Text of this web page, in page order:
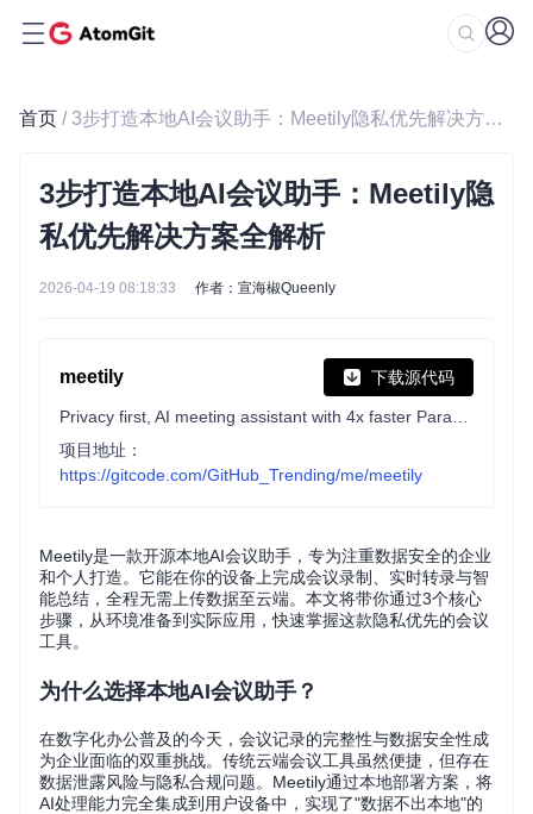
首页 / 3步打造本地AI会议助手：Meetily隐私优先解决方案全解析
3步打造本地AI会议助手：Meetily隐
私优先解决方案全解析
2026-04-19 08:18:33 作者：宣海椒Queenly
meetily 下载源代码
项目地址：
https://gitcode.com/GitHub_Trending/me/meetily
Meetily是一款开源本地AI会议助手，专为注重数据安全的企业
和个人打造。它能在你的设备上完成会议录制、实时转录与智
能总结，全程无需上传数据至云端。本文将带你通过3个核心
步骤，从环境准备到实际应用，快速掌握这款隐私优先的会议
工具。
为什么选择本地AI会议助手？
在数字化办公普及的今天，会议记录的完整性与数据安全性成
为企业面临的双重挑战。传统云端会议工具虽然便捷，但存在
数据泄露风险与隐私合规问题。Meetily通过本地部署方案，将
AI处理能力完全集成到用户设备中，实现了"数据不出本地"的